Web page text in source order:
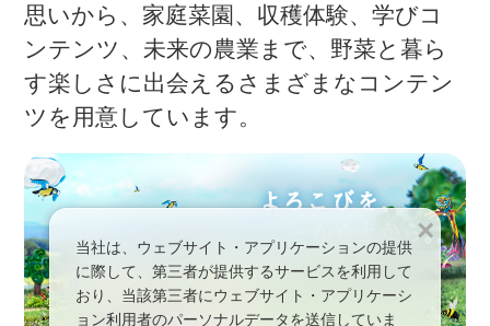
思いから、家庭菜園、収穫体験、学びコ
ンテンツ、未来の農業まで、野菜と暮ら
す楽しさに出会えるさまざまなコンテン
ツを用意しています。
当社は、ウェブサイト・アプリケーションの提供
に際して、第三者が提供するサービスを利用して
おり、当該第三者にウェブサイト・アプリケーシ
ョン利用者のパーソナルデータを送信していま
×